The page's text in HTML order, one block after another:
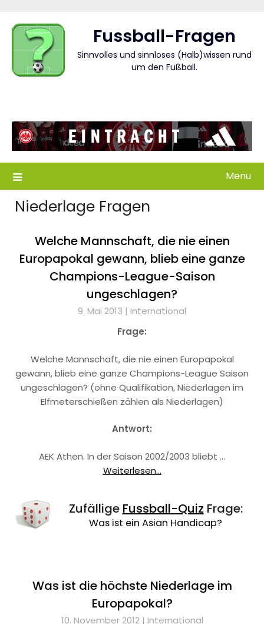
content
Fussball-Fragen
Sinnvolles und sinnloses (Halb)wissen rund
um den Fußball.
Menu
Niederlage Fragen
Welche Mannschaft, die nie einen
Europapokal gewann, blieb eine ganze
Champions-League-Saison
ungeschlagen?
9. Mai 2013 | International
Frage:
Welche Mannschaft, die nie einen Europapokal
gewann, blieb eine ganze Champions-League Saison
ungeschlagen? (ohne Qualifikation, Niederlagen im
Elfmeterschießen zählen als Niederlagen)
Antwort:
AEK Athen. In der Saison 2002/2003 bliebt …
Weiterlesen...
Zufällige Fussball-Quiz Frage:
Was ist ein Asian Handicap?
Was ist die höchste Niederlage im
Europapokal?
10. November 2012 | International